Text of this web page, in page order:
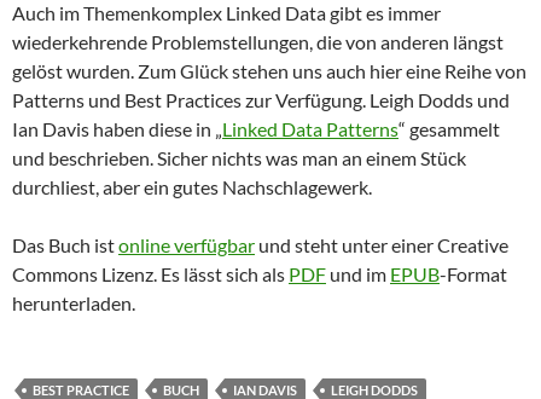
Auch im Themenkomplex Linked Data gibt es immer
wiederkehrende Problemstellungen, die von anderen längst
gelöst wurden. Zum Glück stehen uns auch hier eine Reihe von
Patterns und Best Practices zur Verfügung. Leigh Dodds und
Ian Davis haben diese in „Linked Data Patterns“ gesammelt
und beschrieben. Sicher nichts was man an einem Stück
durchliest, aber ein gutes Nachschlagewerk.
Das Buch istonline verfügbar und steht unter einer Creative
Commons Lizenz. Es lässt sich als PDF und im EPUB-Format
herunterladen.
BEST PRACTICE BUCH IAN DAVIS
LEIGH DODDS